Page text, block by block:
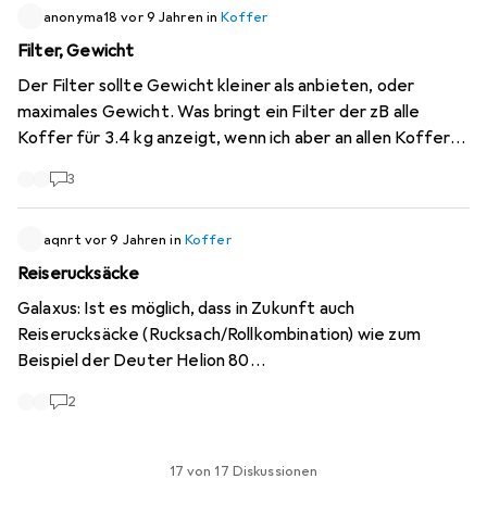
anonyma18 vor 9 Jahren inKoffer
Filter, Gewicht
Der Filter sollte Gewicht kleiner als anbieten, oder
maximales Gewicht. Was bringt ein Filter der zB alle
Koffer für 3.4 kg anzeigt, wenn ich aber an allen Koffern
3
aqnrt vor 9 Jahren in Koffer
Reiserucksäcke
Galaxus: Ist es möglich, dass in Zukunft auch
Reiserucksäcke (Rucksach/Rollkombination) wie zum
Beispiel der Deuter Helion 80
) Produkte der Marke Osprey
der Sojourn 80 oder Farpoint 80 etc. ins Sortiment
2
17 von 17 Diskussionen